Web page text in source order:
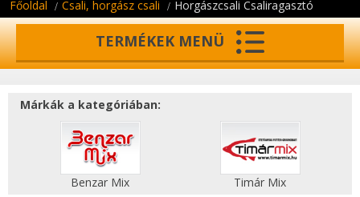
Főoldal Csali, horgász csali Horgászcsali Csaliragasztó
TERMÉKEK MENÜ
Márkák a kategóriában:
Benzar Mix Timár Mix